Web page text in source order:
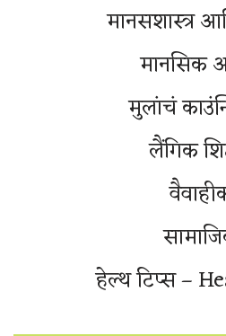
मानसशास्त्र
मानसिक
मुलांचं
लैंगिक
हेल्थ टिप्स –